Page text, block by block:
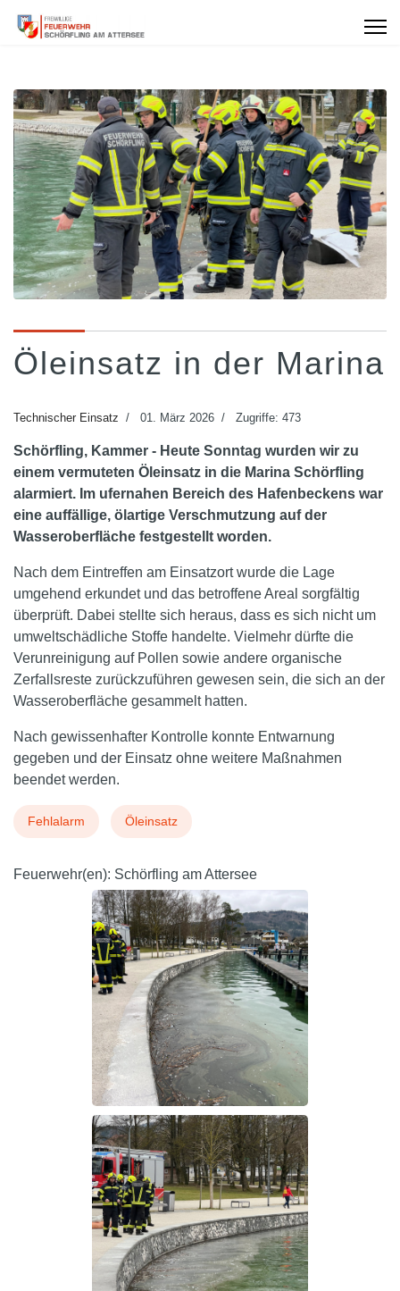
Öleinsatz in der Marina
Technischer Einsatz 01. März 2026 Zugriffe: 473
Schörfling, Kammer - Heute Sonntag wurden wir zu
einem vermuteten Öleinsatz in die Marina Schörfling
alarmiert. Im ufernahen Bereich des Hafenbeckens war
eine auffällige, ölartige Verschmutzung auf der
Wasseroberfläche festgestellt worden.
Nach dem Eintreffen am Einsatzort wurde die Lage
umgehend erkundet und das betroffene Areal sorgfältig
überprüft. Dabei stellte sich heraus, dass es sich nicht um
umweltschädliche Stoffe handelte. Vielmehr dürfte die
Verunreinigung auf Pollen sowie andere organische
Zerfallsreste zurückzuführen gewesen sein, die sich an der
Wasseroberfläche gesammelt hatten.
Nach gewissenhafter Kontrolle konnte Entwarnung
gegeben und der Einsatz ohne weitere Maßnahmen
beendet werden.
Fehlalarm Öleinsatz
Feuerwehr(en): Schörfling am Attersee